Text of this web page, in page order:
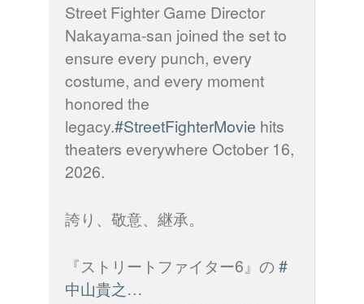
Street Fighter Game Director
Nakayama-san joined the set to
ensure every punch, every
costume, and every moment
honored the
legacy.#StreetFighterMovie hits
theaters everywhere October 16,
2026.
誇り、敬意、継承。
『ストリートファイター6』の #
中山貴之…